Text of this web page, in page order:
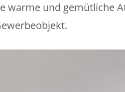
und gemütliche